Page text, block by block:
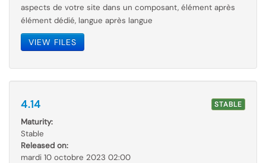
aspects de votre site dans un composant, élément après
élément dédié, langue après langue
VIEW FILES
STABLE
4.14
Maturity:
Stable
Released on:
mardi 10 octobre 2023 02:00